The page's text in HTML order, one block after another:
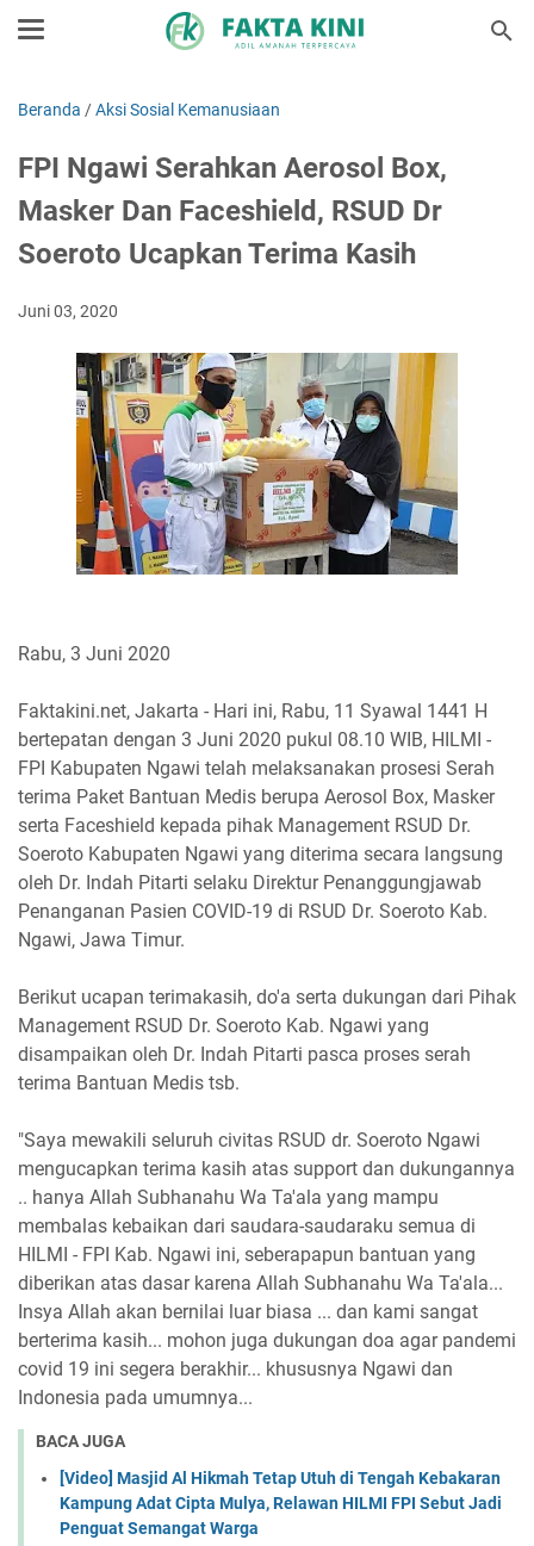
Beranda /Aksi Sosial Kemanusiaan
FPI Ngawi Serahkan Aerosol Box,
Masker Dan Faceshield, RSUD Dr
Soeroto Ucapkan Terima Kasih
Juni 03, 2020
Rabu, 3 Juni 2020
Faktakini.net, Jakarta - Hari ini, Rabu, 11 Syawal 1441 H
bertepatan dengan 3 Juni 2020 pukul 08.10 WIB, HILMI -
FPI Kabupaten Ngawi telah melaksanakan prosesi Serah
terima Paket Bantuan Medis berupa Aerosol Box, Masker
serta Faceshield kepada pihak Management RSUD Dr.
Soeroto Kabupaten Ngawi yang diterima secara langsung
oleh Dr. Indah Pitarti selaku Direktur Penanggungjawab
Penanganan Pasien COVID-19 di RSUD Dr. Soeroto Kab.
Ngawi, Jawa Timur.
Berikut ucapan terimakasih, do'a serta dukungan dari Pihak
Management RSUD Dr. Soeroto Kab. Ngawi yang
disampaikan oleh Dr. Indah Pitarti pasca proses serah
terima Bantuan Medis tsb.
"Saya mewakili seluruh civitas RSUD dr. Soeroto Ngawi
mengucapkan terima kasih atas support dan dukungannya
.. hanya Allah Subhanahu Wa Ta'ala yang mampu
membalas kebaikan dari saudara-saudaraku semua di
HILMI - FPI Kab. Ngawi ini, seberapapun bantuan yang
diberikan atas dasar karena Allah Subhanahu Wa Ta'ala...
Insya Allah akan bernilai luar biasa ... dan kami sangat
berterima kasih... mohon juga dukungan doa agar pandemi
covid 19 ini segera berakhir... khususnya Ngawi dan
Indonesia pada umumnya...
BACA JUGA
[Video] Masjid Al Hikmah Tetap Utuh di Tengah Kebakaran
Kampung Adat Cipta Mulya, Relawan HILMI FPI Sebut Jadi
Penguat Semangat Warga